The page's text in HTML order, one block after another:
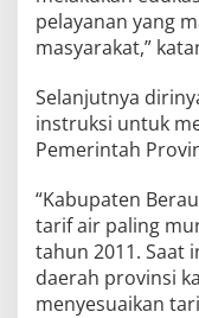
pelayanan yang
masyarakat,”
Selanjutnya
instruksi untuk
Pemerintah
“Kabupaten
tarif air paling
tahun 2011. Saat
daerah provinsi
menyesuaikan